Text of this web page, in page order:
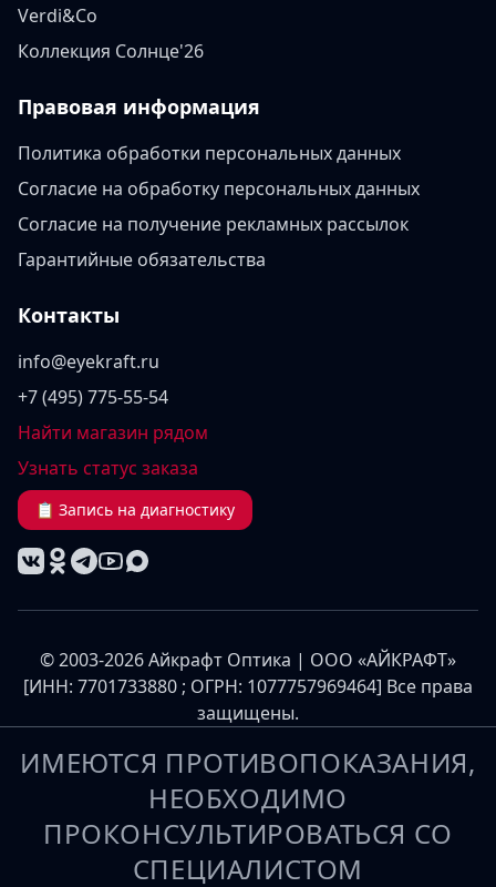
Verdi&Co
Коллекция Солнце'26
Правовая информация
Политика обработки персональных данных
Согласие на обработку персональных данных
Согласие на получение рекламных рассылок
Гарантийные обязательства
Контакты
info@eyekraft.ru
+7 (495) 775-55-54
Найти магазин рядом
Узнать статус заказа
📋 Запись на диагностику
© 2003-2026 Айкрафт Оптика | ООО «АЙКРАФТ»
[ИНН: 7701733880 ; ОГРН: 1077757969464] Все права
защищены.
ИМЕЮТСЯ ПРОТИВОПОКАЗАНИЯ,
НЕОБХОДИМО
ПРОКОНСУЛЬТИРОВАТЬСЯ СО
СПЕЦИАЛИСТОМ